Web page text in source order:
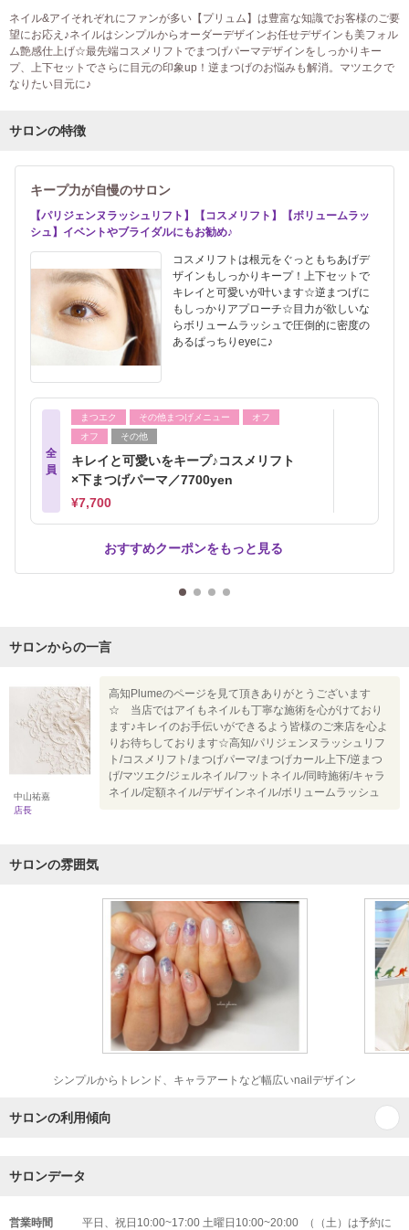
ネイル&アイそれぞれにファンが多い【プリュム】は豊富な知識でお客様のご要
望にお応え♪ネイルはシンプルからオーダーデザインお任せデザインも美フォル
ム艶感仕上げ☆最先端コスメリフトでまつげパーマデザインをしっかりキー
プ、上下セットでさらに目元の印象up！逆まつげのお悩みも解消。マツエクで
なりたい目元に♪
サロンの特徴
キープ力が自慢のサロン
【パリジェンヌラッシュリフト】【コスメリフト】【ボリュームラッ
シュ】イベントやブライダルにもお勧め♪
コスメリフトは根元をぐっともちあげデ
ザインもしっかりキープ！上下セットで
キレイと可愛いが叶います☆逆まつげに
もしっかりアプローチ☆目力が欲しいな
らボリュームラッシュで圧倒的に密度の
あるぱっちりeyeに♪
全
員
まつエク その他まつげメニュー
オフ
オフ
その他
キレイと可愛いをキープ♪コスメリフト
×下まつげパーマ／7700yen
¥7,700
おすすめクーポンをもっと見る
サロンからの一言
中山祐嘉
店長
高知Plumeのページを見て頂きありがとうございます
☆ 当店ではアイもネイルも丁寧な施術を心がけており
ます♪キレイのお手伝いができるよう皆様のご来店を心よ
りお待ちしております☆高知/パリジェンヌラッシュリフ
ト/コスメリフト/まつげパーマ/まつげカール上下/逆まつ
げ/マツエク/ジェルネイル/フットネイル/同時施術/キャラ
ネイル/定額ネイル/デザインネイル/ボリュームラッシュ
サロンの雰囲気
シンプルからトレンド、キャラアートなど幅広いnailデザイン
サロンの利用傾向
サロンデータ
営業時間 平日、祝日10:00~17:00 土曜日10:00~20:00 （（土）は予約に